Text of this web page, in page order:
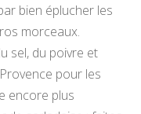
bien éplucher les
morceaux.
sel, du poivre et
pour les
encore plus